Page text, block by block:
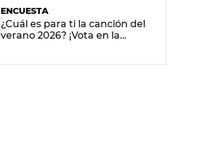
ENCUESTA
¿Cuál es para ti la canción del
verano 2026? ¡Vota en la